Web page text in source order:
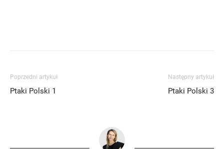
Poprzedni artykuł
Ptaki Polski 1
Następny artykuł
Ptaki Polski 3